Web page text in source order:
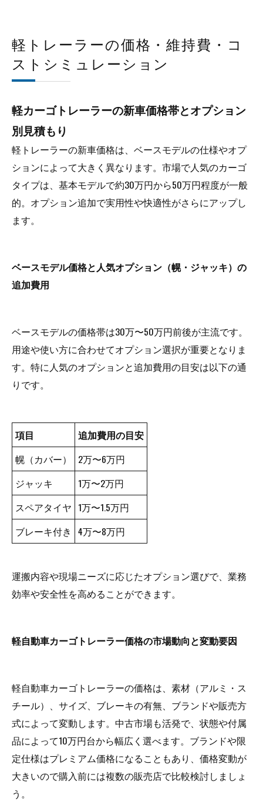
軽トレーラーの価格・維持費・コ
ストシミュレーション
軽カーゴトレーラーの新車価格帯とオプション
別見積もり
軽トレーラーの新車価格は、ベースモデルの仕様やオプ
ションによって大きく異なります。市場で人気のカーゴ
タイプは、基本モデルで約30万円から50万円程度が一般
的。オプション追加で実用性や快適性がさらにアップし
ます。
ベースモデル価格と人気オプション（幌・ジャッキ）の
追加費用
ベースモデルの価格帯は30万〜50万円前後が主流です。
用途や使い方に合わせてオプション選択が重要となりま
す。特に人気のオプションと追加費用の目安は以下の通
りです。
項目
追加費用の目安
幌（カバー）
2万〜6万円
ジャッキ
1万〜2万円
スペアタイヤ 1万〜1.5万円
ブレーキ付き 4万〜8万円
運搬内容や現場ニーズに応じたオプション選びで、業務
効率や安全性を高めることができます。
軽自動車カーゴトレーラー価格の市場動向と変動要因
軽自動車カーゴトレーラーの価格は、素材（アルミ・ス
チール）、サイズ、ブレーキの有無、ブランドや販売方
式によって変動します。中古市場も活発で、状態や付属
品によって10万円台から幅広く選べます。ブランドや限
定仕様はプレミアム価格になることもあり、価格変動が
大きいので購入前には複数の販売店で比較検討しましょ
う。